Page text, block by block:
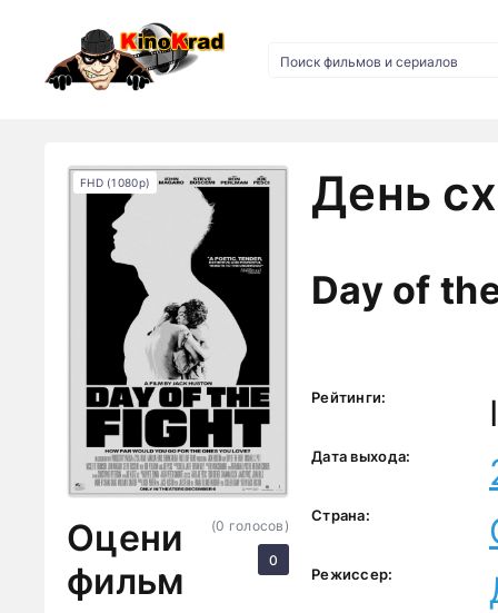
День
Day of
FHD (1080p)
Оцени
фильм
(0 голосов)
0
Рейтинги:
Дата выхода:
Страна:
Режиссер: